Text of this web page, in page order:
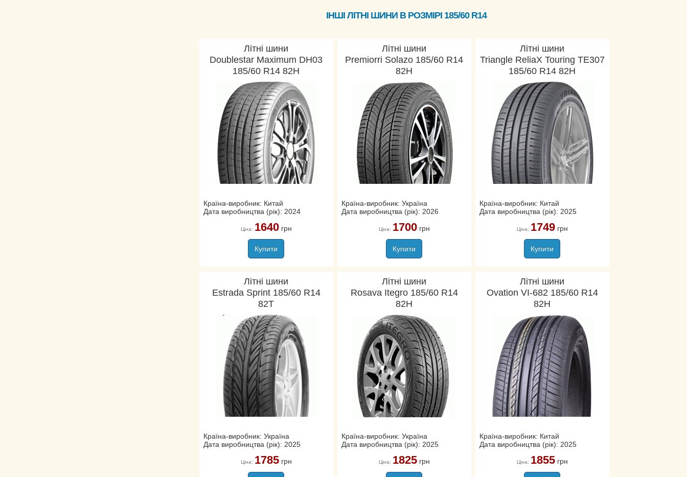
ІНШІ ЛІТНІ ШИНИ В РОЗМІРІ 185/60 R14
Літні шини
Doublestar Maximum DH03
185/60 R14 82H
Країна-виробник: Китай
Дата виробництва (рік): 2024
Ціна: 1640грн
Купити
Літні шини
Premiorri Solazo 185/60 R14
82H
Країна-виробник: Україна
Дата виробництва (рік): 2026
Ціна: 1700грн
Купити
Літні шини
Triangle ReliaX Touring TE307
185/60 R14 82H
Країна-виробник: Китай
Дата виробництва (рік): 2025
Ціна: 1749грн
Купити
Літні шини
Estrada Sprint 185/60 R14
82T
Країна-виробник: Україна
Дата виробництва (рік): 2025
Ціна: 1785грн
Літні шини
Rosava Itegro 185/60 R14
82H
Країна-виробник: Україна
Дата виробництва (рік): 2025
Ціна: 1825грн
Літні шини
Ovation VI-682 185/60 R14
82H
Країна-виробник: Китай
Дата виробництва (рік): 2025
Ціна: 1855грн